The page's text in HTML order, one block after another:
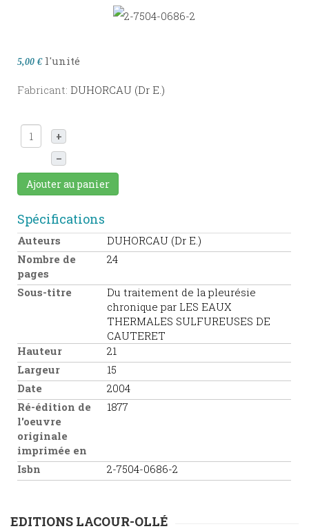
5,00 € l'unité
Fabricant: DUHORCAU (Dr E.)
+
–
Ajouter au panier
Spécifications
Auteurs
DUHORCAU (Dr E.)
Nombre de
pages
24
Sous-titre
Du traitement de la pleurésie
chronique par LES EAUX
THERMALES SULFUREUSES DE
CAUTERET
Hauteur
21
Largeur
15
Date
2004
Ré-édition de
l'oeuvre
originale
imprimée en
1877
Isbn 2-7504-0686-2
EDITIONS LACOUR-OLLÉ